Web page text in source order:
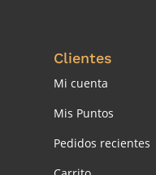
Clientes
Mi cuenta
Mis Puntos
Pedidos recientes